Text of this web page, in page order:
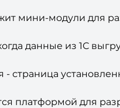
мини-модули для
данные из 1С
- страница
платформой для